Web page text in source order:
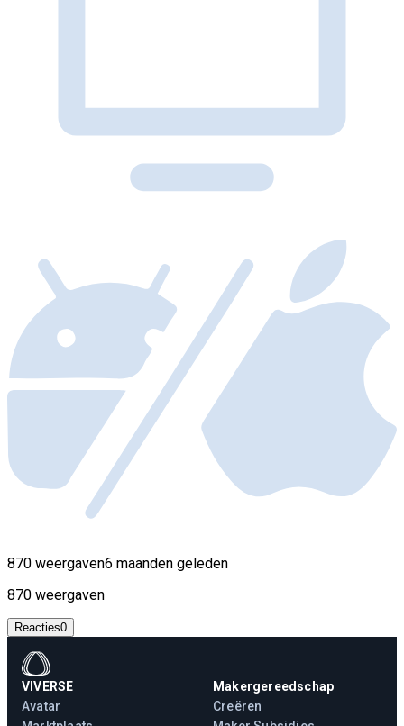
870 weergaven6 maanden geleden
870 weergaven
Reacties0
VIVERSE
Avatar
Makergereedschap
Creëren